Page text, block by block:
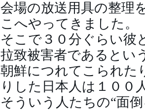
会場の放送用具の整理
こへやってきました
そこで３０分ぐらい彼
拉致被害者であるとい
朝鮮につれてこられた
りした日本人は１００
そういう人たちの“面